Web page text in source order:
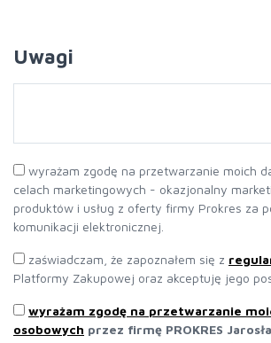
Uwagi
wyrażam zgodę na przetwarzanie moich
celach marketingowych - okazjonalny
produktów i usług z oferty firmy Prokres za
komunikacji elektronicznej.
zaświadczam, że zapoznałem się z
Platformy Zakupowej oraz akceptuję jego
wyrażam zgodę na przetwarzanie
osobowych przez firmę PROKRES